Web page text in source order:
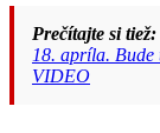
Prečítajte si tiež:
18. apríla. Bude
VIDEO